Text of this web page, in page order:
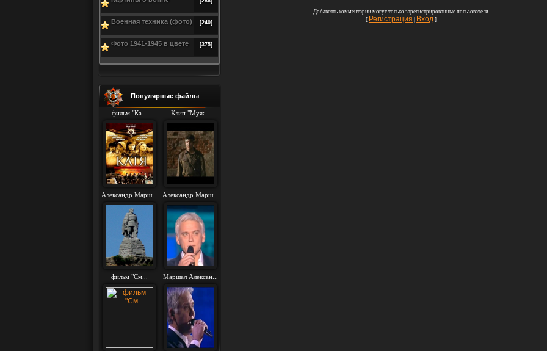
Военная техника (фото) [240]
Фото 1941-1945 в цвете [375]
Популярные файлы
фильм "Ка... Клип "Муж...
Александр Марш... Александр Марш...
фильм "См... Маршал Алексан...
Добавлять комментарии могут только зарегистрированные пользователи.
[ Регистрация Вход ]